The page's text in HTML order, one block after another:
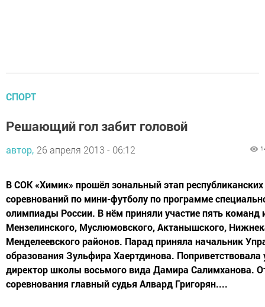
СПОРТ
Решающий гол забит головой
автор, 26 апреля 2013 - 06:12
В СОК «Химик» прошёл зональный этап республиканских
соревнований по мини-футболу по программе
олимпиады России. В нём приняли участие пять команд
Мензелинского, Муслюмовского, Актанышского,
Менделеевского районов. Парад приняла начальник
образования Зульфира Хаертдинова. Поприветствовала
директор школы восьмого вида Дамира Салимханова.
соревнования главный судья Алвард Григорян....